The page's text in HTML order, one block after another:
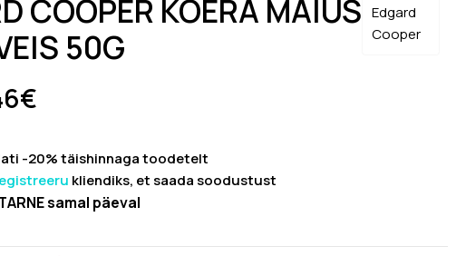
COOPER KOERA MAIUS
50G
Edgard
Cooper
€
-20% täishinnaga toodetelt
kliendiks, et saada soodustust
samal päeval